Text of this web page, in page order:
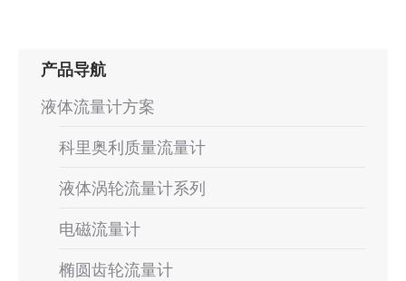
产品导航
液体流量计方案
科里奥利质量流量计
液体涡轮流量计系列
电磁流量计
椭圆齿轮流量计